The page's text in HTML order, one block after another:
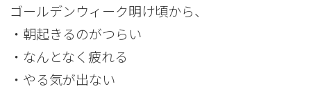
ゴールデンウィーク明け頃から、
・朝起きるのがつらい
・なんとなく疲れる
・やる気が出ない